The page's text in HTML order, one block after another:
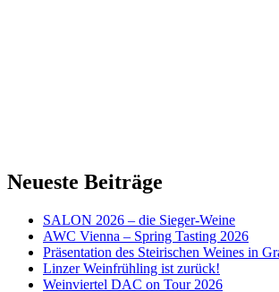
Neueste Beiträge
SALON 2026 – die Sieger-Weine
AWC Vienna – Spring Tasting 2026
Präsentation des Steirischen Weines in
Linzer Weinfrühling ist zurück!
Weinviertel DAC on Tour 2026